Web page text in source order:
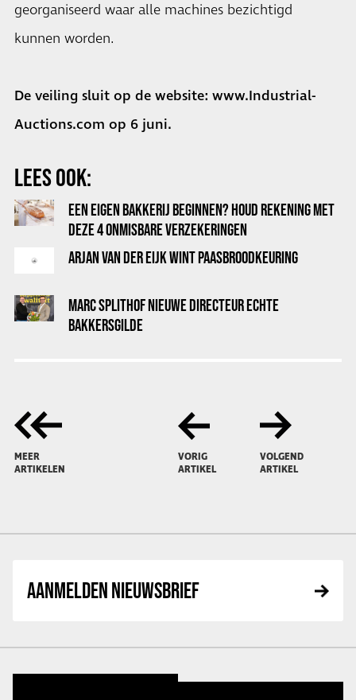
georganiseerd waar alle machines bezichtigd
kunnen worden.
De veiling sluit op de website: www.Industrial-
Auctions.com op 6 juni.
LEES OOK:
EEN EIGEN BAKKERIJ BEGINNEN? HOUD REKENING MET
DEZE 4 ONMISBARE VERZEKERINGEN
ARJAN VAN DER EIJK WINT PAASBROODKEURING
MARC SPLITHOF NIEUWE DIRECTEUR ECHTE
BAKKERSGILDE
MEER
ARTIKELEN
VORIG
ARTIKEL
VOLGEND
ARTIKEL
AANMELDEN NIEUWSBRIEF